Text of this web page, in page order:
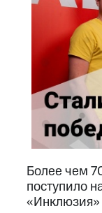
Более чем
поступило
«Инклюзия»